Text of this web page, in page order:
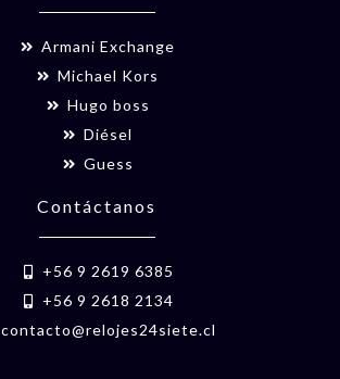
Armani Exchange
Michael Kors
Hugo boss
Diésel
Guess
Contáctanos
+56 9 2619 6385
+56 9 2618 2134
contacto@relojes24siete.cl